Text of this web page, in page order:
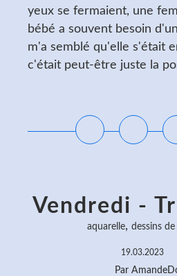
yeux se fermaient, une
bébé a souvent besoin
m'a semblé qu'elle s'était
c'était peut-être juste la
Vendredi -
aquarelle, dessins
19.03.2023
Par